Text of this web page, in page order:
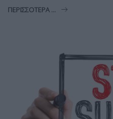
ΠΕΡΙΣΣΌΤΕΡΑ ...